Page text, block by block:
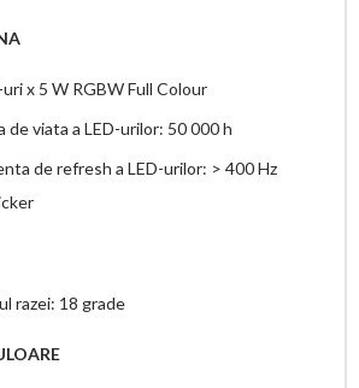
uri x 5 W RGBW Full Colour
de viata a LED-urilor: 50 000 h
de refresh a LED-urilor: > 400 Hz
razei: 18 grade